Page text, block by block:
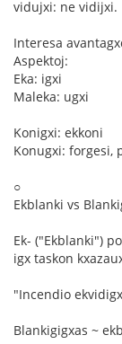
vidujxi: ne vidijxi.
Interesa
Aspektoj:
Eka: igxi
Maleka: ugxi
Konigxi: ekkoni
Konugxi: forgesi,
○
Ekblanki vs
Ek- ("Ekblanki")
igx taskon
"Incendio
Blankigigxas ~